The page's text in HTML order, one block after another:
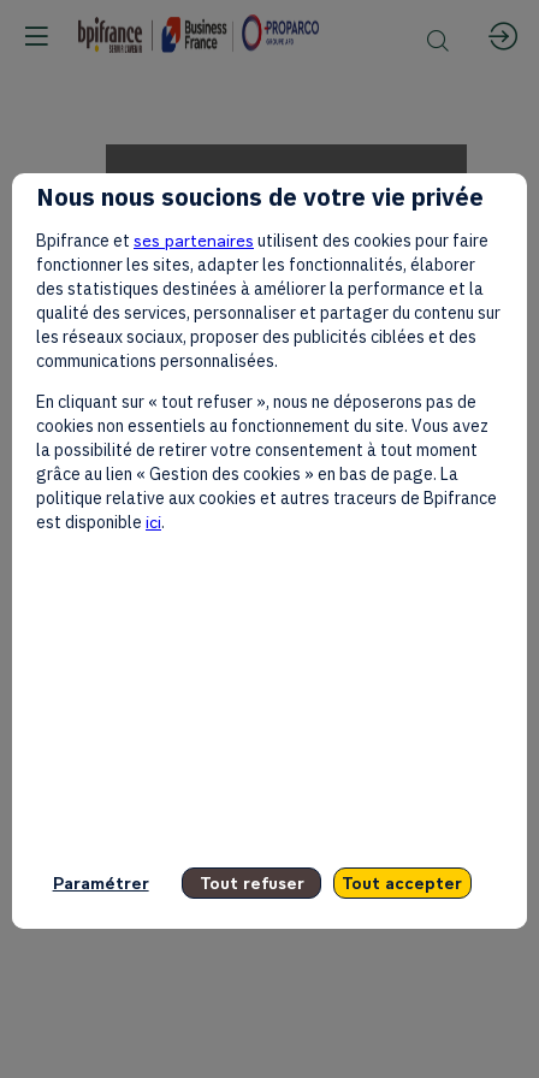
Abdul
Samad
Rabiu,
BUA
Main
Stage
Nous nous soucions de votre vie privée
Bpifrance et ses partenaires utilisent des cookies pour faire
fonctionner les sites, adapter les fonctionnalités, élaborer
des statistiques destinées à améliorer la performance et la
qualité des services, personnaliser et partager du contenu sur
les réseaux sociaux, proposer des publicités ciblées et des
communications personnalisées.
En cliquant sur « tout refuser », nous ne déposerons pas de
cookies non essentiels au fonctionnement du site. Vous avez
la possibilité de retirer votre consentement à tout moment
grâce au lien « Gestion des cookies » en bas de page. La
politique relative aux cookies et autres traceurs de Bpifrance
est disponible ici.
Paramétrer Tout refuser Tout accepter